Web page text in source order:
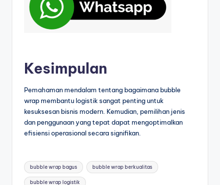
Kesimpulan
Pemahaman mendalam tentang bagaimana bubble
wrap membantu logistik sangat penting untuk
kesuksesan bisnis modern. Kemudian, pemilihan jenis
dan penggunaan yang tepat dapat mengoptimalkan
efisiensi operasional secara signifikan.
bubble wrap bagus bubble wrap berkualitas
bubble wrap logistik